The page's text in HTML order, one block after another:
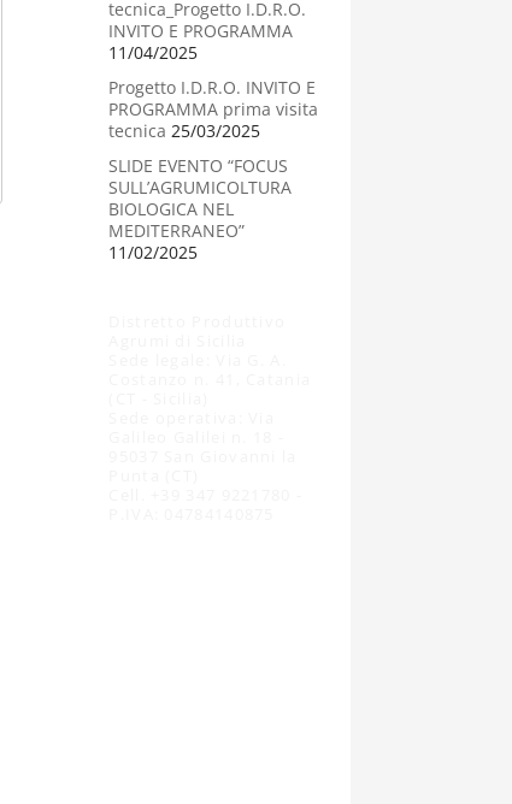
tecnica_Progetto I.D.R.O.
INVITO E PROGRAMMA
11/04/2025
Progetto I.D.R.O. INVITO E
PROGRAMMA prima visita
tecnica 25/03/2025
SLIDE EVENTO “FOCUS
SULL’AGRUMICOLTURA
BIOLOGICA NEL
MEDITERRANEO”
11/02/2025